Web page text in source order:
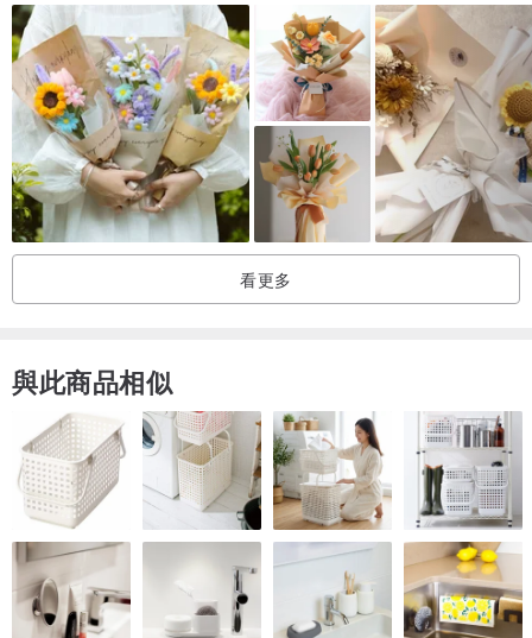
▸▸更多關於木漏日 IG🔍komorebiflorist，FB🔍木漏日 komorebiflorist
關於運送
⚠️
- 雙北捷運站可提供免費面交服務，下單前請先私訊確認預約時間。
- 工作室位於台北市中山區，若Lalamove建議為雙北及桃園地區，運
費由買家收件自付，費用請參考Lalamove公告標準；也可訂購前來訊
詢問雙北捷運站自取。
- 中大型與脆弱花禮最佳運送法建議自取，次為黑貓宅急便或
件商品請分開下訂。
- 乾燥花在運送過程有些許掉落為正常現象。
保存訣竅
◎ 永生乾燥花為真花經特殊處理後製成，不需澆水照顧，建議放置乾
燥通風處，避免潮溼及陽光直曬。
◎ 保存良好下可放置數年，最佳觀賞期為2年，隨時間慢慢褪色脆化
看更多
與此商品相似